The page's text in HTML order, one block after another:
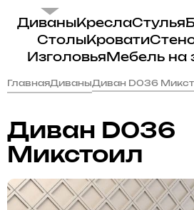
ДиваныКреслаСтулья
СтолыКровати
Изголовья Мебель на
ГлавнаяДиваныДиван D036
Диван D036
Микстоил